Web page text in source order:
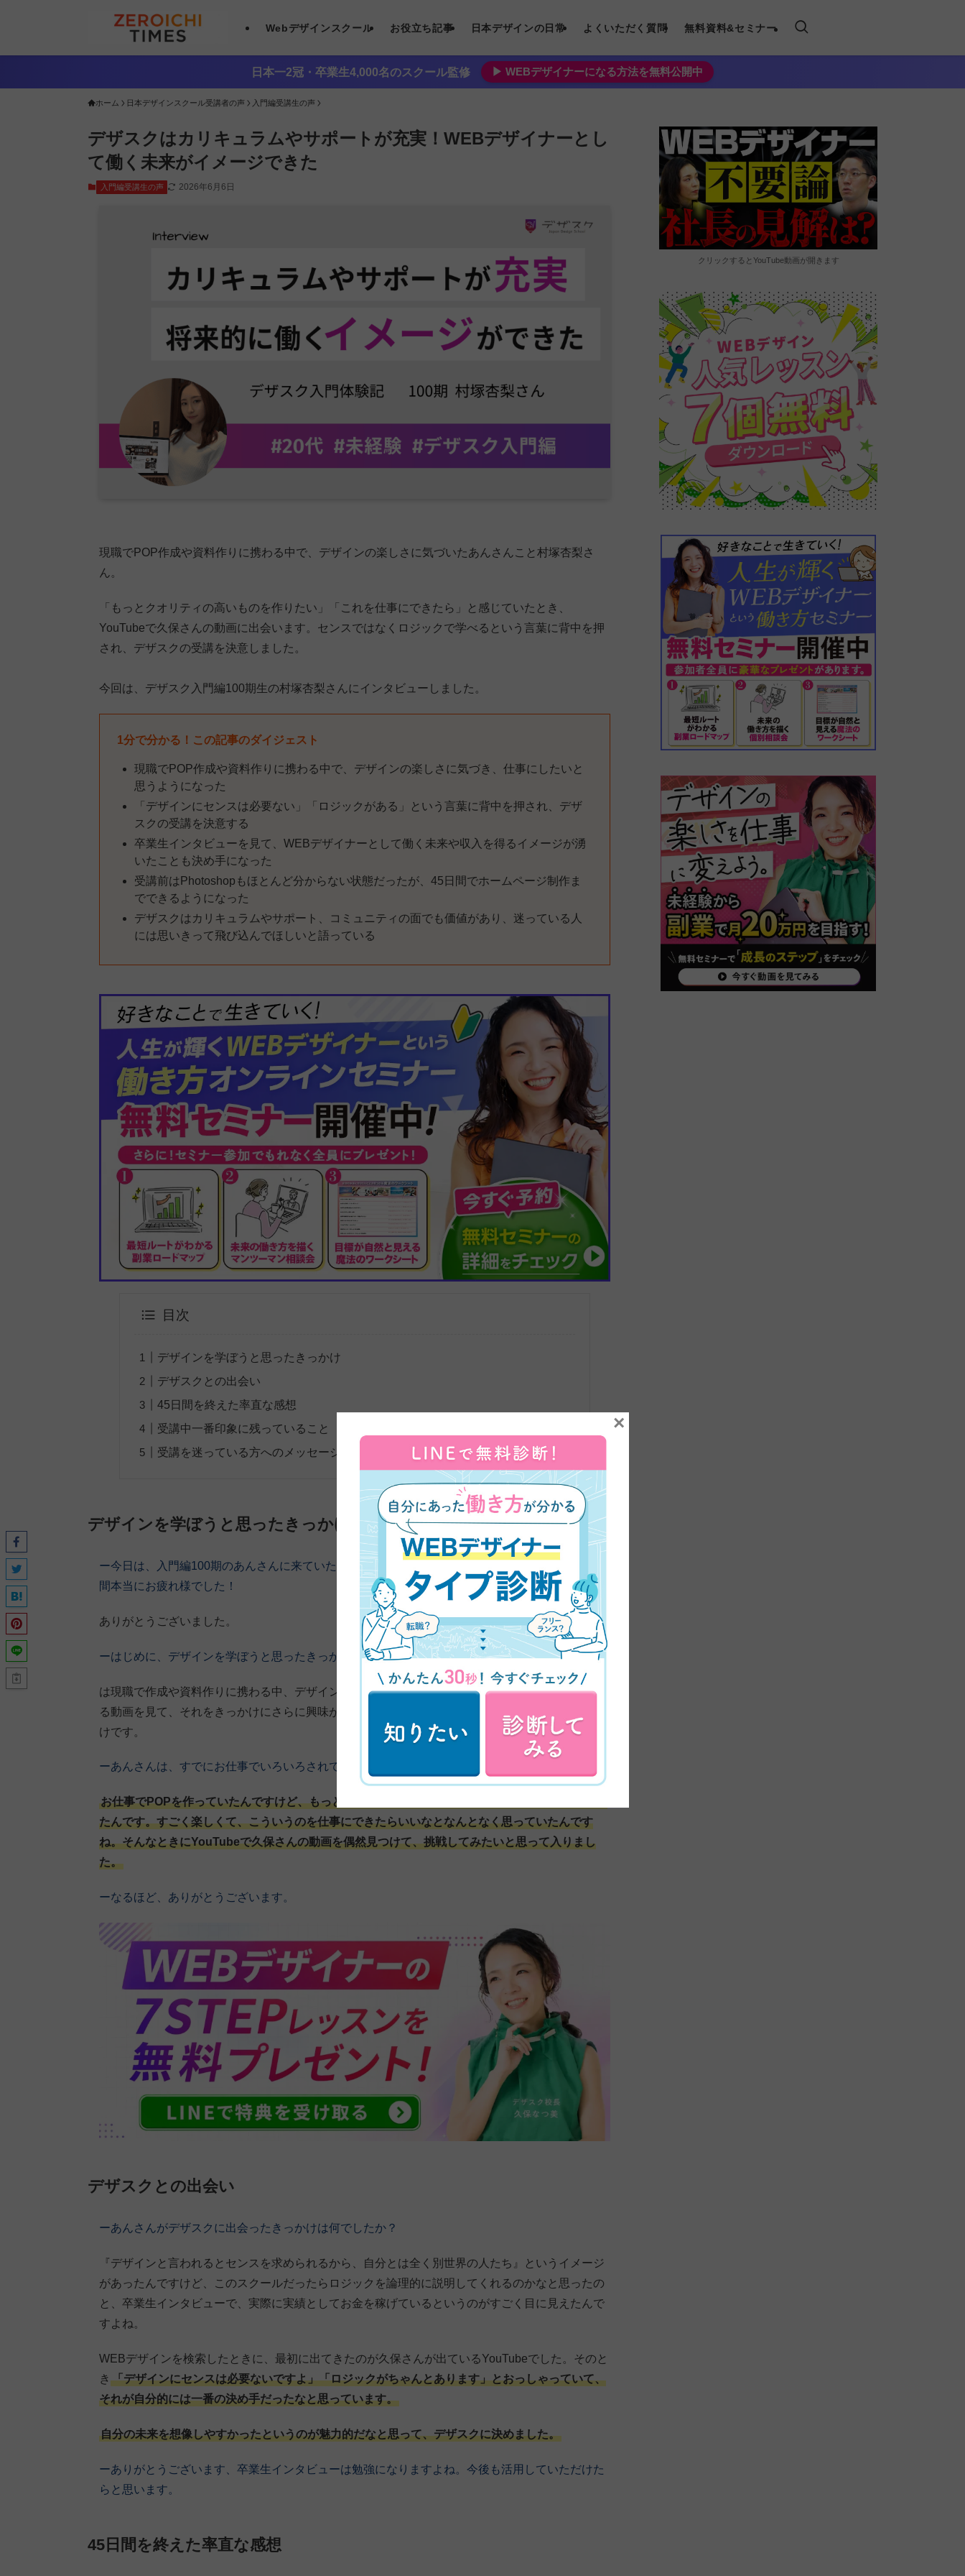
Webデザインスクール お役立ち記事 日本デザインの日常 よくいただく質問 無料資料&セミナー
日本一2冠・卒業生4,000名のスクール監修 ▶︎ WEBデザイナーになる方法を無料公開中
ホーム 日本デザインスクール受講者の声 入門編受講生の声
デザスクはカリキュラムやサポートが充実！WEBデザイナーとし
て働く未来がイメージできた
入門編受講生の声 2026年6月6日
現職でPOP作成や資料作りに携わる中で、デザインの楽しさに気づいたあんさんこと村塚杏梨さ
ん。
「もっとクオリティの高いものを作りたい」「これを仕事にできたら」と感じていたとき、
YouTubeで久保さんの動画に出会います。センスではなくロジックで学べるという言葉に背中を押
され、デザスクの受講を決意しました。
今回は、デザスク入門編100期生の村塚杏梨さんにインタビューしました。
1分で分かる！この記事のダイジェスト
現職でPOP作成や資料作りに携わる中で、デザインの楽しさに気づき、仕事にしたいと
思うようになった
「デザインにセンスは必要ない」「ロジックがある」という言葉に背中を押され、デザ
スクの受講を決意する
卒業生インタビューを見て、WEBデザイナーとして働く未来や収入を得るイメージが湧
いたことも決め手になった
受講前はPhotoshopもほとんど分からない状態だったが、45日間でホームページ制作ま
でできるようになった
デザスクはカリキュラムやサポート、コミュニティの面でも価値があり、迷っている人
には思いきって飛び込んでほしいと語っている
目次
デザインを学ぼうと思ったきっかけ
デザスクとの出会い
45日間を終えた率直な感想
受講中一番印象に残っていること
受講を迷っている方へのメッセージ
デザインを学ぼうと思ったきっかけ
ー今日は、入門編100期のあんさんに来ていただきました。よろしくお願いします。
間本当にお疲れ様でした！
ありがとうございました。
ーはじめに、デザインを学ぼうと思ったきっかけについてお伺いしてもいいですか？
は現職で作成や資料作りに携わる中、デザインに興味を持ちました。YouTubeで久保さんが出てい
る動画を見て、それをきっかけにさらに興味が湧いて、自分の職業にしたいなと思ったのがきっか
けです。
ーあんさんは、すでにお仕事でいろいろされてるんですね。
お仕事でPOPを作っていたんですけど、もっとクオリティの高いものを作りたいという思いがあっ
たんです。すごく楽しくて、こういうのを仕事にできたらいいなとなんとなく思っていたんです
ね。そんなときにYouTubeで久保さんの動画を偶然見つけて、挑戦してみたいと思って入りまし
た。
ーなるほど、ありがとうございます。
デザスクとの出会い
ーあんさんがデザスクに出会ったきっかけは何でしたか？
『デザインと言われるとセンスを求められるから、自分とは全く別世界の人たち』というイメージ
があったんですけど、このスクールだったらロジックを論理的に説明してくれるのかなと思ったの
と、卒業生インタビューで、実際に実績としてお金を稼げているというのがすごく目に見えたんで
すよね。
WEBデザインを検索したときに、最初に出てきたのが久保さんが出ているYouTubeでした。そのと
き 「デザインにセンスは必要ないですよ」「ロジックがちゃんとあります」とおっしゃっていて、
それが自分的には一番の決め手だったなと思っています。
自分の未来を想像しやすかったというのが魅力的だなと思って、デザスクに決めました。
ーありがとうございます、卒業生インタビューは勉強になりますよね。今後も活用していただけた
らと思います。
45日間を終えた率直な感想
クリックするとYouTube動画が開きます
×